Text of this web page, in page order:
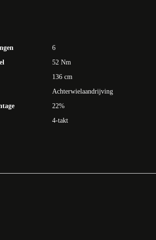
6
52 Nm
136 cm
Achterwielaandrijving
22%
4-takt